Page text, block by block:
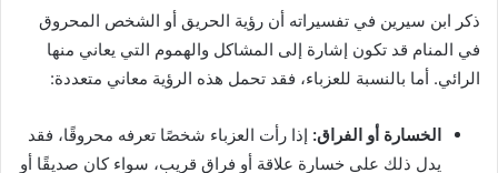
ذكر ابن سيرين في تفسيراته أن رؤية الحريق أو الشخص المحروق
في المنام قد تكون إشارة إلى المشاكل والهموم التي يعاني منها
الرائي. أما بالنسبة للعزباء، فقد تحمل هذه الرؤية معاني متعددة:
الخسارة أو الفراق: إذا رأت العزباء شخصًا تعرفه محروقًا، فقد
يدل ذلك على خسارة علاقة أو فراق قريب، سواء كان صديقًا أو